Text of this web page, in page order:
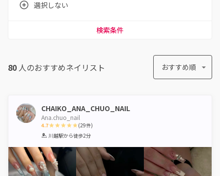
選択しない
検索条件
80 人のおすすめネイリスト おすすめ順
CHAIKO_ANA_CHUO_NAIL
Ana.chuo_nail
4.7
1 2 3 4 5
(29件)
川越駅から徒歩2分